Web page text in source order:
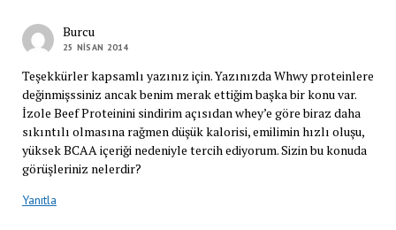
Burcu
25 NISAN 2014
Teşekkürler kapsamlı yazınız için. Yazınızda Whwy proteinlere
değinmişssiniz ancak benim merak ettiğim başka bir konu var.
İzole Beef Proteinini sindirim açısıdan whey’e göre biraz daha
sıkıntılı olmasına rağmen düşük kalorisi, emilimin hızlı oluşu,
yüksek BCAA içeriği nedeniyle tercih ediyorum. Sizin bu konuda
görüşleriniz nelerdir?
Yanıtla